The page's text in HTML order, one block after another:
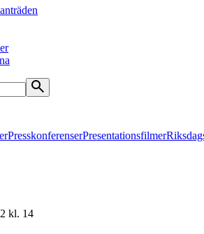
PresskonferenserPresentationsfilmer
kl. 14